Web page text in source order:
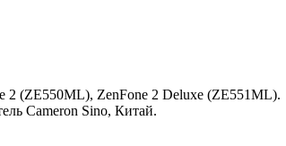
2 (ZE550ML), ZenFone 2 Deluxe (ZE551ML).
Cameron Sino, Китай.